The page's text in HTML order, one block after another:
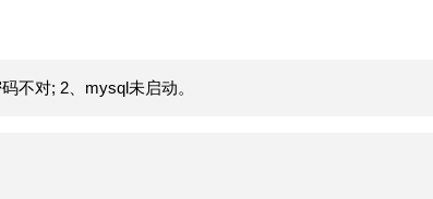
不对; 2、mysql未启动。